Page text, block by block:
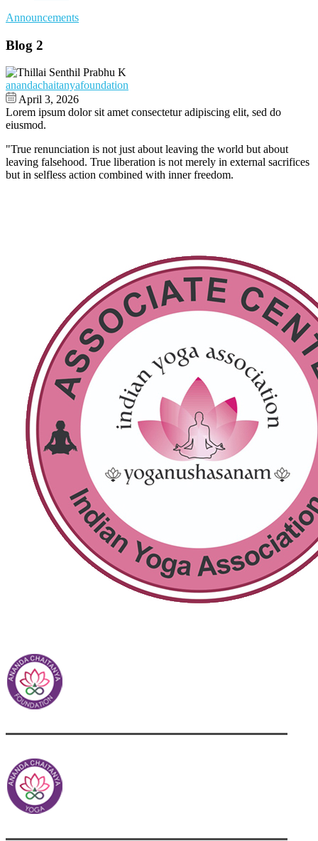
Announcements
Blog 2
anandachaitanyafoundation
April 3, 2026
Lorem ipsum dolor sit amet consectetur adipiscing elit, sed do
eiusmod.
"True renunciation is not just about leaving the world but about
leaving falsehood. True liberation is not merely in external sacrifices
but in selfless action combined with inner freedom.